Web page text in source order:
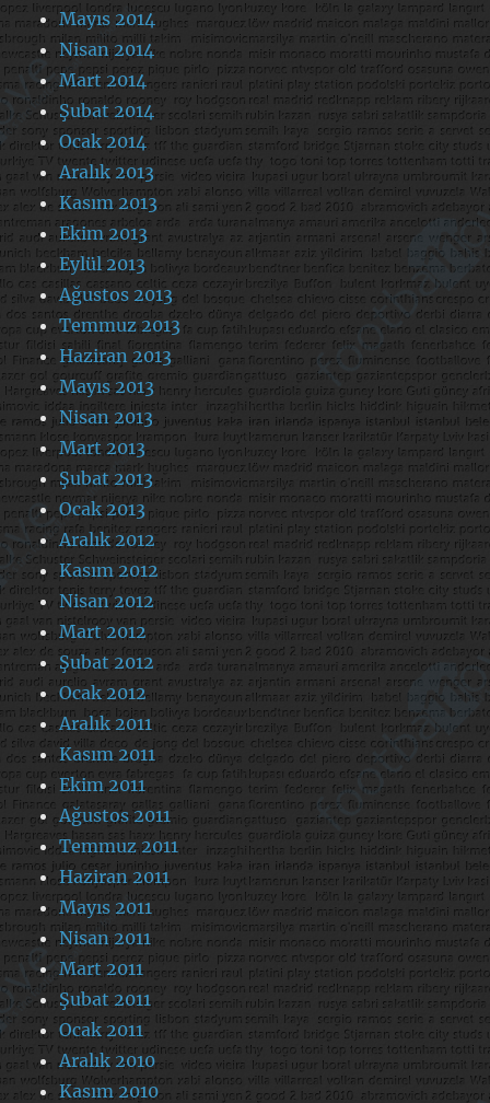
Mayıs 2014
Nisan 2014
Mart 2014
Şubat 2014
Ocak 2014
Aralık 2013
Kasım 2013
Ekim 2013
Eylül 2013
Ağustos 2013
Temmuz 2013
Haziran 2013
Mayıs 2013
Nisan 2013
Mart 2013
Şubat 2013
Ocak 2013
Aralık 2012
Kasım 2012
Nisan 2012
Mart 2012
Şubat 2012
Ocak 2012
Aralık 2011
Kasım 2011
Ekim 2011
Ağustos 2011
Temmuz 2011
Haziran 2011
Mayıs 2011
Nisan 2011
Mart 2011
Şubat 2011
Ocak 2011
Aralık 2010
Kasım 2010